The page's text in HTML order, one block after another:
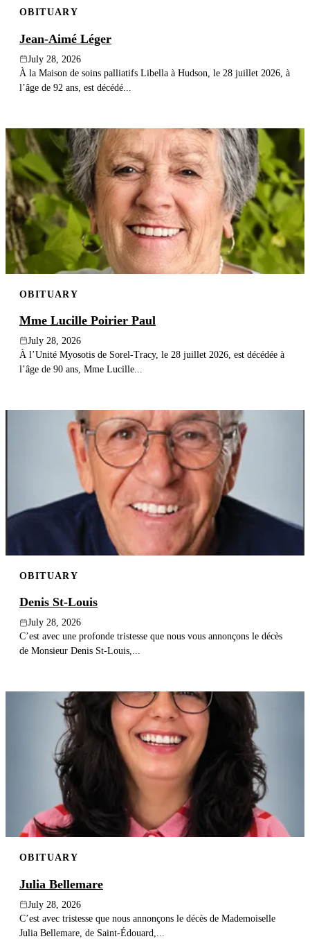
OBITUARY
Jean-Aimé Léger
July 28, 2026
À la Maison de soins palliatifs Libella à Hudson, le 28 juillet 2026, à
l’âge de 92 ans, est décédé...
OBITUARY
Mme Lucille Poirier Paul
July 28, 2026
À l’Unité Myosotis de Sorel-Tracy, le 28 juillet 2026, est décédée à
l’âge de 90 ans, Mme Lucille...
OBITUARY
Denis St-Louis
July 28, 2026
C’est avec une profonde tristesse que nous vous annonçons le décès
de Monsieur Denis St-Louis,...
OBITUARY
Julia Bellemare
July 28, 2026
C’est avec tristesse que nous annonçons le décès de Mademoiselle
Julia Bellemare, de Saint-Édouard,...